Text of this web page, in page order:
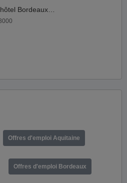
Offres d'emploi Aquitaine
Offres d'emploi Bordeaux